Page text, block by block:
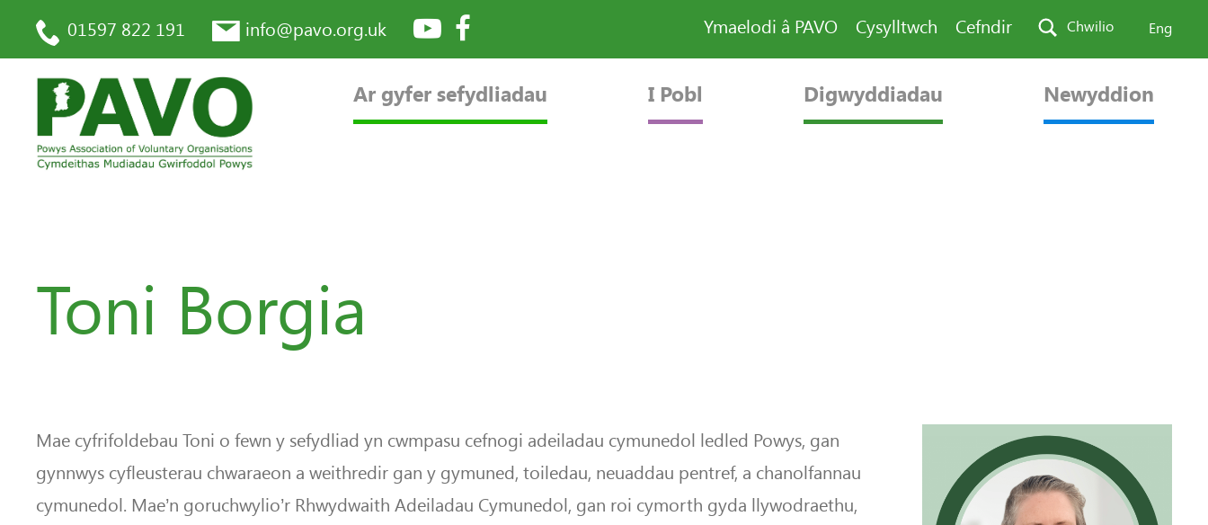
01597 822 191 info@pavo.org.uk Ymaelodi â PAVO Cysylltwch Cefndir Chwilio Eng
Ar gyfer sefydliadau I Pobl Digwyddiadau Newyddion
Toni Borgia
Mae cyfrifoldebau Toni o fewn y sefydliad yn cwmpasu cefnogi adeiladau cymunedol ledled Powys, gan
gynnwys cyfleusterau chwaraeon a weithredir gan y gymuned, toiledau, neuaddau pentref, a chanolfannau
cymunedol. Mae’n goruchwylio’r Rhwydwaith Adeiladau Cymunedol, gan roi cymorth gyda llywodraethu,